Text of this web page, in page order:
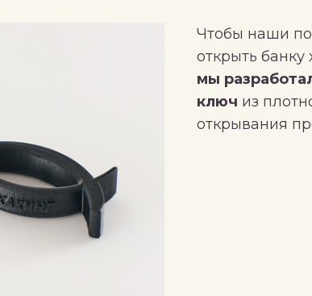
Чтобы наши
открыть
мы
ключ из
открывания